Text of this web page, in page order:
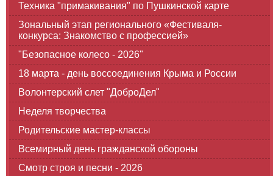
Техника "примакивания" по Пушкинской карте
Зональный этап регионального «Фестиваля-
конкурса: Знакомство с профессией»
"Безопасное колесо - 2026"
18 марта - день воссоединения Крыма и России
Волонтерский слет "ДоброДел"
Неделя творчества
Родительские мастер-классы
Всемирный день гражданской обороны
Смотр строя и песни - 2026